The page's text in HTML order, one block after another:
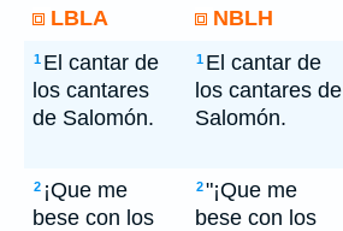
LBLA
NBLH
1 El cantar de
los cantares
de Salomón.
1 El cantar de
los cantares de
Salomón.
2 ¡Que me
bese con los
2"¡Que me
bese con los